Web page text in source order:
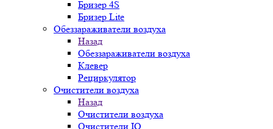
Бризер 4S
Бризер Lite
Обеззараживатели воздуха
Назад
Обеззараживатели воздуха
Клевер
Рециркулятор
Очистители воздуха
Назад
Очистители воздуха
Очистители IQ